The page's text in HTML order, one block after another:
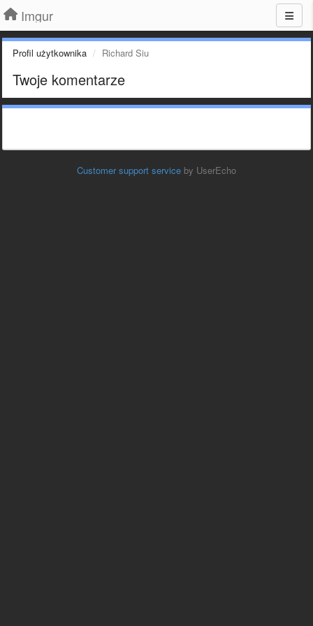
Imgur
Profil użytkownika Richard Siu
Twoje komentarze
Customer support service by UserEcho